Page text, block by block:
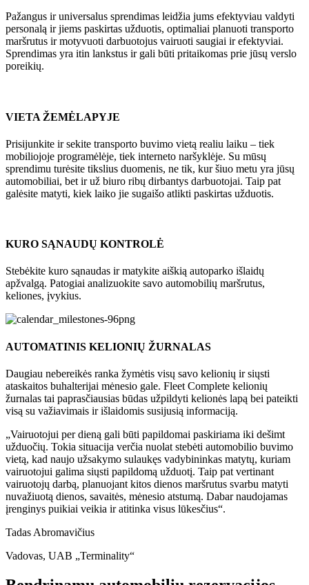
Pažangus ir universalus sprendimas leidžia jums efektyviau valdyti
personalą ir jiems paskirtas užduotis, optimaliai planuoti transporto
maršrutus ir motyvuoti darbuotojus vairuoti saugiai ir efektyviai.
Sprendimas yra itin lankstus ir gali būti pritaikomas prie jūsų verslo
poreikių.
VIETA ŽEMĖLAPYJE
Prisijunkite ir sekite transporto buvimo vietą realiu laiku – tiek
mobiliojoje programėlėje, tiek interneto naršyklėje. Su mūsų
sprendimu turėsite tikslius duomenis, ne tik, kur šiuo metu yra jūsų
automobiliai, bet ir už biuro ribų dirbantys darbuotojai. Taip pat
galėsite matyti, kiek laiko jie sugaišo atlikti paskirtas užduotis.
KURO SĄNAUDŲ KONTROLĖ
Stebėkite kuro sąnaudas ir matykite aiškią autoparko išlaidų
apžvalgą. Patogiai analizuokite savo automobilių maršrutus,
keliones, įvykius.
AUTOMATINIS KELIONIŲ ŽURNALAS
Daugiau nebereikės ranka žymėtis visų savo kelionių ir siųsti
ataskaitos buhalterijai mėnesio gale. Fleet Complete kelionių
žurnalas tai paprasčiausias būdas užpildyti kelionės lapą bei pateikti
visą su važiavimais ir išlaidomis susijusią informaciją.
„Vairuotojui per dieną gali būti papildomai paskiriama iki dešimt
užduočių. Tokia situacija verčia nuolat stebėti automobilio buvimo
vietą, kad naujo užsakymo sulaukęs vadybininkas matytų, kuriam
vairuotojui galima siųsti papildomą užduotį. Taip pat vertinant
vairuotojų darbą, planuojant kitos dienos maršrutus svarbu matyti
nuvažiuotą dienos, savaitės, mėnesio atstumą. Dabar naudojamas
įrenginys puikiai veikia ir atitinka visus lūkesčius“.
Tadas Abromavičius
Vadovas, UAB „Terminality“